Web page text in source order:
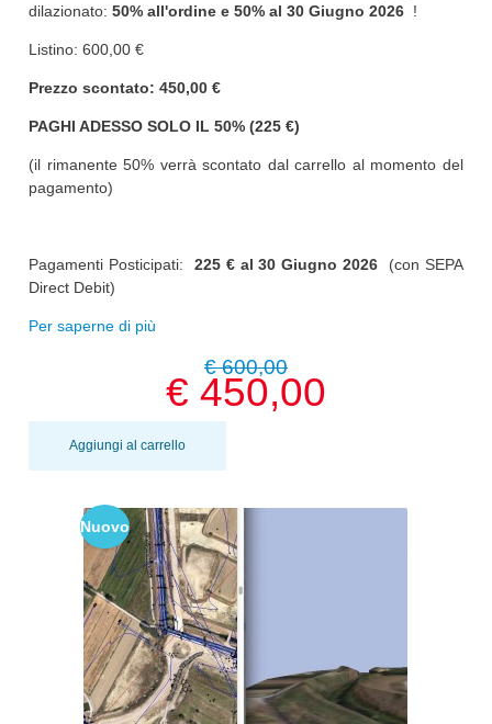
dilazionato:50% all'ordine e 50% al30 Giugno 2026 !
Listino: 600,00 €
Prezzo scontato: 450,00 €
PAGHI ADESSO SOLO IL 50% (225 €)
(il rimanente 50% verrà scontato dal carrello al momento del
pagamento)
Pagamenti Posticipati: 225 € al30 Giugno 2026
(con SEPA
Direct Debit)
Per saperne di più
€ 600,00
€ 450,00
Aggiungi al carrello
Nuovo